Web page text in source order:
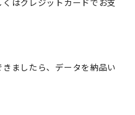
はクレジットカードでお支
ましたら、データを納品い